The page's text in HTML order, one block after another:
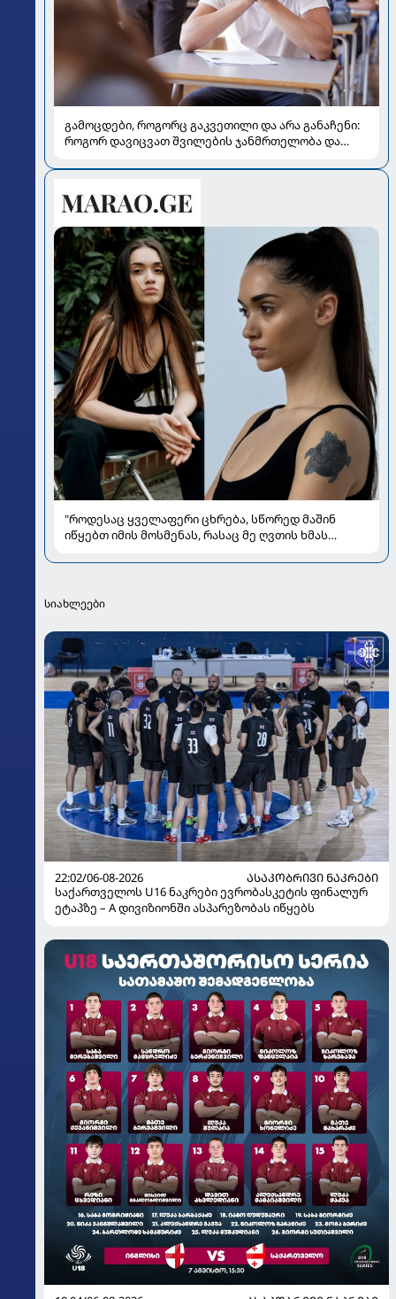
გამოცდები, როგორც გაკვეთილი და არა განაჩენი:
როგორ დავიცვათ შვილების ჯანმრთელობა და
"როდესაც ყველაფერი ცხრება, სწორედ მაშინ
იწყებთ იმის მოსმენას, რასაც მე ღვთის ხმას
საზოგადოებას
სიახლეები
22:02/06-08-2026
ᲐᲡᲐᲙᲝᲑᲠᲘᲕᲘ ᲜᲐᲙᲠᲔᲑᲘ
საქართველოს U16 ნაკრები ევრობასკეტის ფინალურ
ეტაპზე – A დივიზიონში ასპარეზობას იწყებს